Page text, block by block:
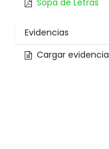
Sopa de Letras
Evidencias
Cargar evidencia